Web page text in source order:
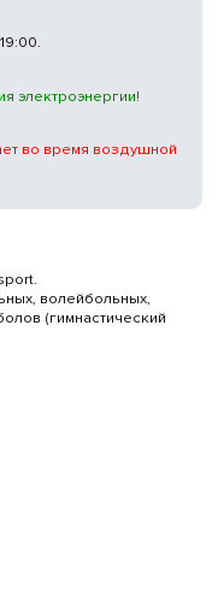
волейбольных,
(гимнастический
электроэнергии!
во время воздушной